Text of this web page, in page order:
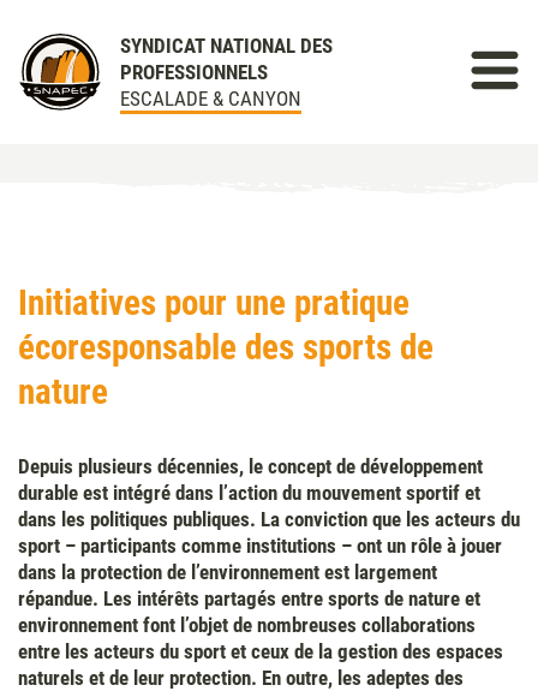
SYNDICAT NATIONAL DES
PROFESSIONNELS
ESCALADE & CANYON
Initiatives pour une pratique
écoresponsable des sports de
nature
Depuis plusieurs décennies, le concept de développement
durable est intégré dans l’action du mouvement sportif et
dans les politiques publiques. La conviction que les acteurs du
sport – participants comme institutions – ont un rôle à jouer
dans la protection de l’environnement est largement
répandue. Les intérêts partagés entre sports de nature et
environnement font l’objet de nombreuses collaborations
entre les acteurs du sport et ceux de la gestion des espaces
naturels et de leur protection. En outre, les adeptes des